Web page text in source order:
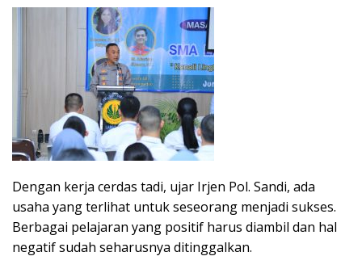
Dengan kerja cerdas tadi, ujar Irjen Pol. Sandi, ada
usaha yang terlihat untuk seseorang menjadi sukses.
Berbagai pelajaran yang positif harus diambil dan hal
negatif sudah seharusnya ditinggalkan.